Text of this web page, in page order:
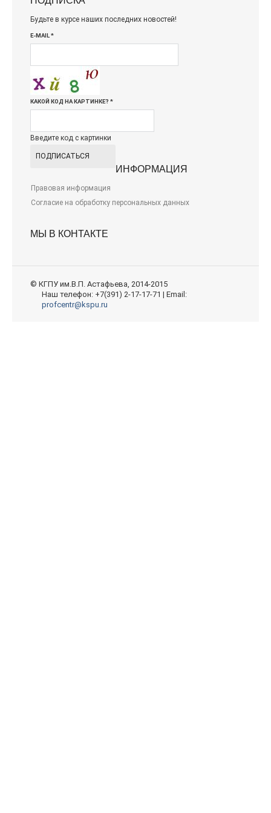
Будьте в курсе наших последних новостей!
E-MAIL *
КАКОЙ КОД НА КАРТИНКЕ? *
Введите код с картинки
ИНФОРМАЦИЯ
Правовая информация
Согласие на обработку персональных данных
МЫ В КОНТАКТЕ
© КГПУ им.В.П. Астафьева, 2014-2015
Наш телефон: +7(391) 2-17-17-71 | Email:
profcentr@kspu.ru